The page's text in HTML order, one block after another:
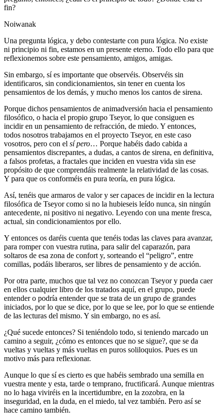
fin?
Noiwanak
Una pregunta lógica, y debo contestarte con pura lógica. No existe
ni principio ni fin, estamos en un presente eterno. Todo ello para que
reflexionemos sobre este pensamiento, amigos, amigas.
Sin embargo, sí es importante que observéis. Observéis sin
identificaros, sin condicionamientos, sin tener en cuenta los
pensamientos de los demás, y mucho menos los cantos de sirena.
Porque dichos pensamientos de animadversión hacia el pensamiento
filosófico, o hacia el propio grupo Tseyor, lo que consiguen es
incidir en un pensamiento de refracción, de miedo. Y entonces,
todos nosotros trabajamos en el proyecto Tseyor, en este caso
vosotros, pero con el sí pero… Porque habéis dado cabida a
pensamientos discrepantes, a dudas, a cantos de sirena, en definitiva,
a falsos profetas, a fractales que inciden en vuestra vida sin ese
propósito de que comprendáis realmente la relatividad de las cosas.
Y para que os conforméis en pura teoría, en pura lógica.
Así, tenéis que armaros de valor y ser capaces de incidir en la lectura
filosófica de Tseyor como si no la hubieseis leído nunca, sin ningún
antecedente, ni positivo ni negativo. Leyendo con una mente fresca,
actual, sin condicionamientos por ello.
Y entonces os daréis cuenta que tenéis todas las claves para avanzar,
para romper con vuestra rutina, para salir del caparazón, para
soltaros de esa zona de confort y, sorteando el “peligro”, entre
comillas, podáis liberaros, ser libres de pensamiento y de acción.
Por otra parte, muchos que tal vez no conozcan Tseyor y pueda caer
en ellos cualquier libro de los tratados aquí, en el grupo, puede
entender o podría entender que se trata de un grupo de grandes
iniciados, por lo que se dice, por lo que se lee, por lo que se entiende
de las lecturas del mismo. Y sin embargo, no es así.
¿Qué sucede entonces? Si teniéndolo todo, si teniendo marcado un
camino a seguir, ¿cómo es entonces que no se sigue?, que se da
vueltas y vueltas y más vueltas en puros soliloquios. Pues es un
motivo más para reflexionar.
Aunque lo que sí es cierto es que habéis sembrado una semilla en
vuestra mente y esta, tarde o temprano, fructificará. Aunque mientras
no lo haga viviréis en la incertidumbre, en la zozobra, en la
inseguridad, en la duda, en el miedo, tal vez también. Pero así se
hace camino también.